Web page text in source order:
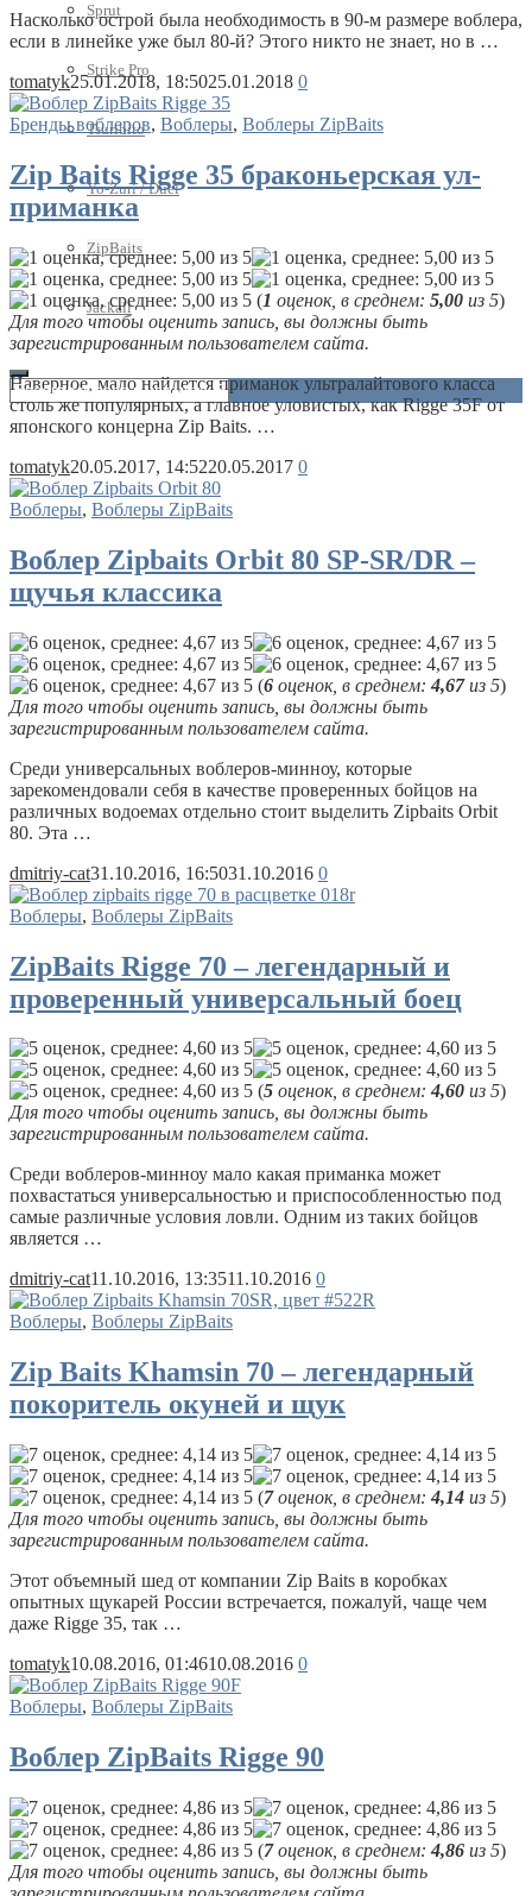
Sprut
Strike Pro
Tsuribito
Yo-Zuri / Duel
ZipBaits
Jackall
Насколько острой была необходимость в 90-м размере воблера,
если в линейке уже был 80-й? Этого никто не знает, но в …
tomatyk25.01.2018, 18:5025.01.2018 0
Бренды воблеров, Воблеры, Воблеры ZipBaits
Zip Baits Rigge 35 браконьерская ул-
приманка
(1 оценок, в среднем: 5,00 из 5)
Для того чтобы оценить запись, вы должны быть
зарегистрированным пользователем сайта.
Наверное, мало найдется приманок ультралайтового класса
столь же популярных, а главное уловистых, как Rigge 35F от
японского концерна Zip Baits. …
tomatyk20.05.2017, 14:5220.05.2017 0
Воблеры, Воблеры ZipBaits
Воблер Zipbaits Orbit 80 SP-SR/DR –
щучья классика
(6 оценок, в среднем: 4,67из 5)
Для того чтобы оценить запись, вы должны быть
зарегистрированным пользователем сайта.
Среди универсальных воблеров-минноу, которые
зарекомендовали себя в качестве проверенных бойцов на
различных водоемах отдельно стоит выделить Zipbaits Orbit
80. Эта …
dmitriy-cat31.10.2016, 16:5031.10.2016 0
Воблеры, Воблеры ZipBaits
ZipBaits Rigge 70 – легендарный и
проверенный универсальный боец
(5 оценок, в среднем: 4,60 из 5)
Для того чтобы оценить запись, вы должны быть
зарегистрированным пользователем сайта.
Среди воблеров-минноу мало какая приманка может
похвастаться универсальностью и приспособленностью под
самые различные условия ловли. Одним из таких бойцов
является …
dmitriy-cat11.10.2016, 13:3511.10.2016 0
Воблеры, Воблеры ZipBaits
Zip Baits Khamsin 70 – легендарный
покоритель окуней и щук
(7оценок, в среднем: 4,14 из 5)
Для того чтобы оценить запись, вы должны быть
зарегистрированным пользователем сайта.
Этот объемный шед от компании Zip Baits в коробках
опытных щукарей России встречается, пожалуй, чаще чем
даже Rigge 35, так …
tomatyk10.08.2016, 01:4610.08.2016 0
Воблеры, Воблеры ZipBaits
Воблер ZipBaits Rigge 90
(7оценок, в среднем: 4,86 из 5)
Для того чтобы оценить запись, вы должны быть